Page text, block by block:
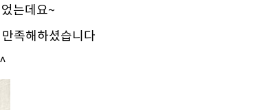
는데요~
족해하셨습니다